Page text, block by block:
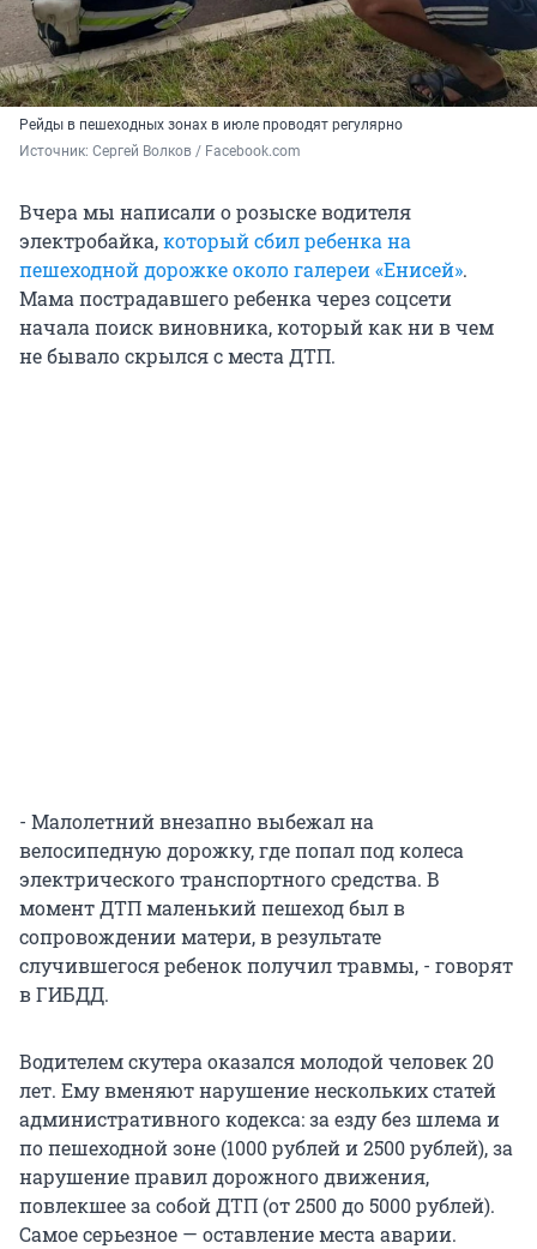
Рейды в пешеходных зонах в июле проводят регулярно
Источник: Сергей Волков / Facebook.com
Вчера мы написали о розыске водителя
электробайка,который сбил ребенка на
пешеходной дорожке около галереи «Енисей».
Мама пострадавшего ребенка через соцсети
начала поиск виновника, который как ни в чем
не бывало скрылся с места ДТП.
- Малолетний внезапно выбежал на
велосипедную дорожку, где попал под колеса
электрического транспортного средства. В
момент ДТП маленький пешеход был в
сопровождении матери, в результате
случившегося ребенок получил травмы, - говорят
в ГИБДД.
Водителем скутера оказался молодой человек 20
лет. Ему вменяют нарушение нескольких статей
административного кодекса: за езду без шлема и
по пешеходной зоне (1000 рублей и 2500 рублей), за
нарушение правил дорожного движения,
повлекшее за собой ДТП (от 2500 до 5000 рублей).
Самое серьезное — оставление места аварии.